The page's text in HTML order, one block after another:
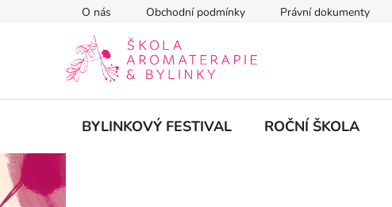
O nás Obchodní podmínky Právní dokumenty
BYLINKOVÝ FESTIVAL ROČNÍ ŠKOLA